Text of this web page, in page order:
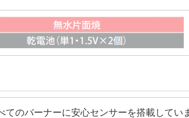
てのバーナーに安心センサーを搭載してい